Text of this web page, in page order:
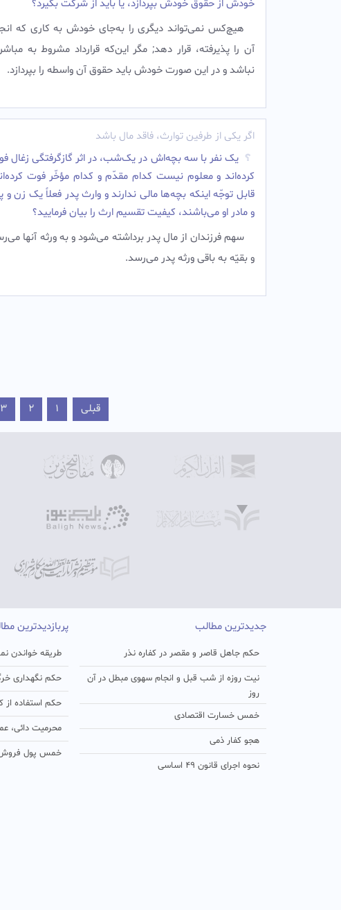
خودش از حقوق خودش بپردازد، یا باید از شرکت بگیرد؟
هیچ‌کس نمی‌تواند دیگرى را به‌جای خودش به کارى که
آن را پذیرفته، قرار دهد; مگر این‌که قرارداد مشروط به
نباشد و در این صورت خودش باید حقوق آن واسطه را بپردازد.
اگر یکی از طرفین توارث، فاقد مال باشد
یک نفر با سه بچه‌اش در یک‌شب، در اثر گازگرفتگى زغال
کرده‌اند و معلوم نیست کدام مقدّم و کدام مؤخّر فوت
قابل توجّه اینکه بچه‌ها مالى ندارند و وارث پدر فعلاً یک زن و
و مادر او می‌باشند، کیفیت تقسیم ارث را بیان فرمایید؟
سهم فرزندان از مال پدر برداشته می‌شود و به ورثه آنها
و بقیّه به باقى ورثه پدر می‌رسد.
قبلی 1
2
3
جدیدترین مطالب
حکم جاهل قاصر و مقصر در کفاره نذر
نیت روزه از شب قبل و انجام سهوی مبطل در آن
روز
خمس خسارت اقتصادی
هجو کفار ذمی
نحوه اجرای قانون ۴۹ اساسی
پربازدیدترین
طریقه خواندن
حکم نگهداری
حکم استفاده از
محرمیت دائی،
خمس پول